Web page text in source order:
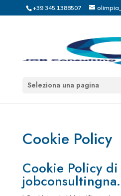
+39 345.1388507
Seleziona una pagina
Cookie Policy
Cookie Policy di